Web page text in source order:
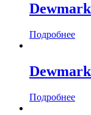
Подробнее
Подробнее